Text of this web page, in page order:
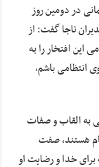
در دومین روز
ناجا گفت: از
این افتخار را به
انتظامی باشم،
به القاب و صفات
هستند، صفت
خدا و رضایت او